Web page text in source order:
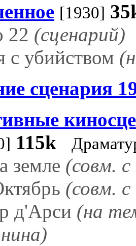
[1930]
22 (сценарий)
с убийством
сценария
115k
земле (совм.
(совм.
д'Арси (на